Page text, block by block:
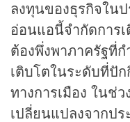
ลงทุนของธุรกิจใน
อ่อนแอนี้จำกัดการ
ต้องพึ่งพาภาครัฐที่ก
เติบโตในระดับที่ปัก
ทางการเมือง ในช่
เปลี่ยนแปลงจากป